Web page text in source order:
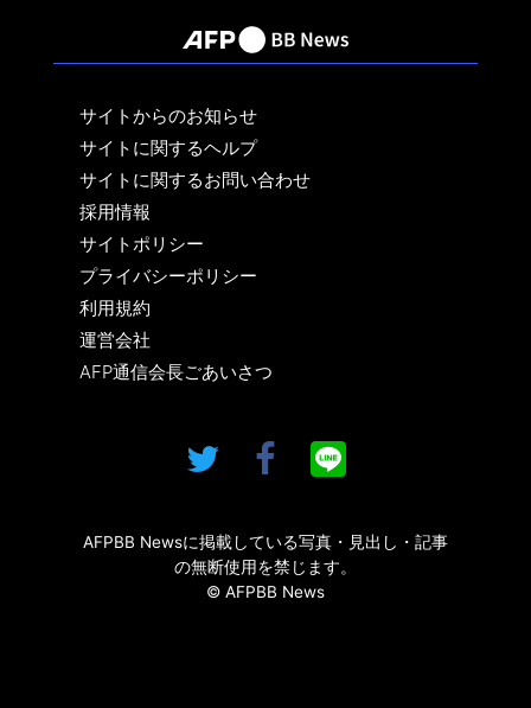
サイトからのお知らせ
サイトに関するヘルプ
サイトに関するお問い合わせ
採用情報
サイトポリシー
プライバシーポリシー
利用規約
運営会社
AFP通信会長ごあいさつ
AFPBB Newsに掲載している写真・見出し・記事
の無断使用を禁じます。
© AFPBB News